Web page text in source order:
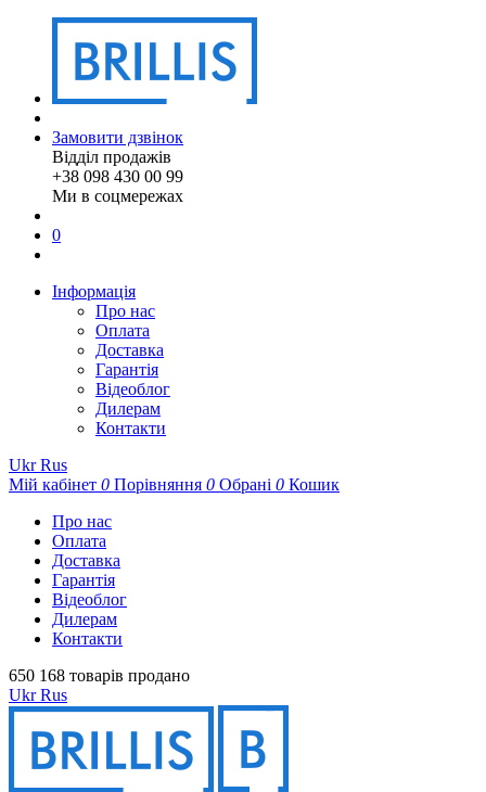
Замовити дзвінок
Відділ продажів
+38 098 430 00 99
Ми в соцмережах
0
Інформація
Про нас
Оплата
Доставка
Гарантія
Відеоблог
Дилерам
Контакти
Ukr Rus
Мій кабінет 0 Порівняння 0 Обрані 0 Кошик
Про нас
Оплата
Доставка
Гарантія
Відеоблог
Дилерам
Контакти
650 168 товарів продано
Ukr Rus